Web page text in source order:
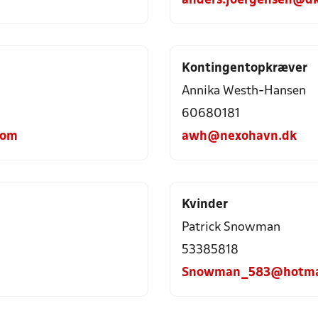
Kontingentopkræver
Annika Westh-Hansen
60680181
awh@nexohavn.dk
Kvinder
Patrick Snowman
53385818